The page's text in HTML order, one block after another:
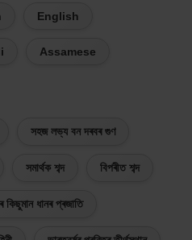
English
Assamese
সহজ লভ্য বন দৰবৰ গুণ
সমাৰ্থক শব্দ বিপৰীত শব্দ
কিছুমান ধানৰ প্ৰজাতি